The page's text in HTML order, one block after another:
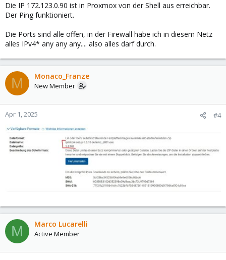
Die IP 172.123.0.90 ist in Proxmox von der Shell aus erreichbar.
Der Ping funktioniert.
Die Ports sind alle offen, in der Firewall habe ich in diesem Netz
alles IPv4* any any any.... also alles darf durch.
M Monaco_Franze
New Member
Apr 1, 2025 #4
M Marco Lucarelli
Active Member